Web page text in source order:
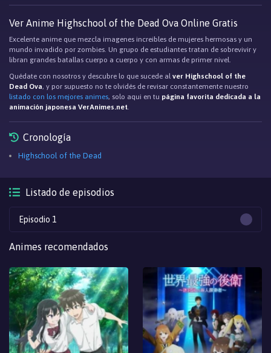
Ver Anime Highschool of the Dead Ova Online Gratis
Excelente anime que mezcla imagenes increibles de mujeres hermosas y un
mundo invadido por zombies. Un grupo de estudiantes tratan de sobrevivir y
libran grandes batallas cuerpo a cuerpo y con armas de primer nivel.
Quédate con nosotros y descubre lo que sucede alver Highschool of the
Dead Ova, y por supuesto no te olvidés de revisar constantemente nuestro
listado con los mejores animes, solo aqui en tu página favorita dedicada a la
animación japonesa VerAnimes.net.
Cronología
Highschool of the Dead
Listado de episodios
Episodio 1
Animes recomendados